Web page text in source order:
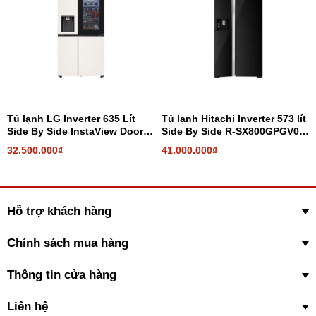
nên phù hợp với gia đình từ 4 - 5 thành viên hoặc
những gia đình đông người hơn nhưng có nhu cầu lưu trữ thực
* Hình ảnh chỉ mang tính chất minh họa
và nhiệt độ tối ưu
Ngăn rau được thiết kế dạng kéo khép kín, kích thước lớn có thể
Tủ lạnh LG Inverter 635 Lít
Side By Side InstaView Door-
in-Door GR-X257BG
32.500.000₫
Tủ lạnh Hitachi Inverter 573 lít
Side By Side R-SX800GPGV0
GBK
41.000.000₫
Hỗ trợ khách hàng
Chính sách mua hàng
Thông tin cửa hàng
Liên hệ